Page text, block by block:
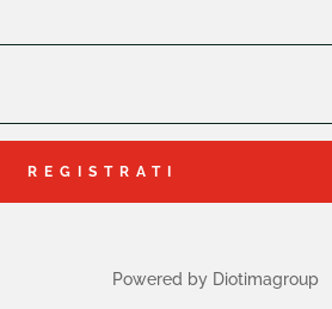
REGISTRATI
Powered by Diotimagroup